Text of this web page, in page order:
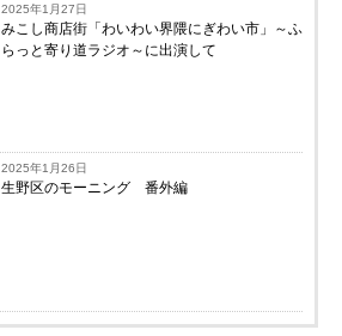
2025年1月27日
みこし商店街「わいわい界隈にぎわい市」～ふ
らっと寄り道ラジオ～に出演して
2025年1月26日
生野区のモーニング 番外編